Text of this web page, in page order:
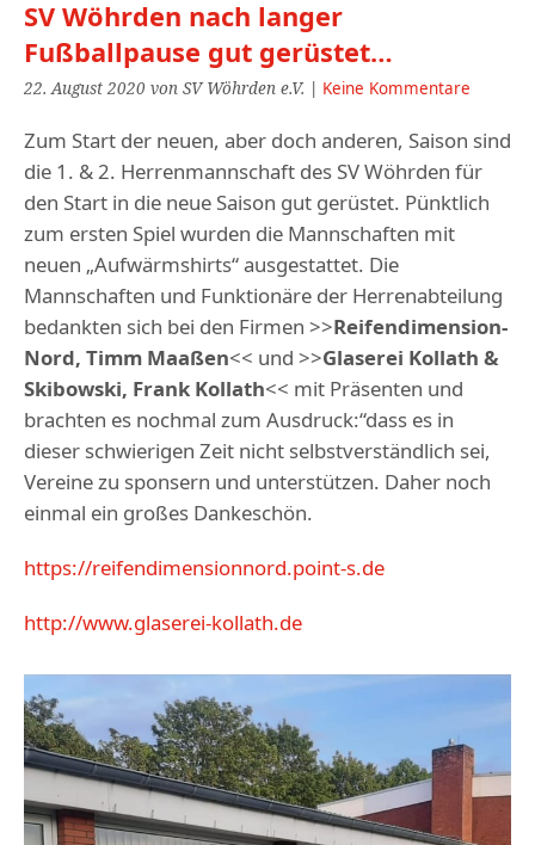
SV Wöhrden nach langer
Fußballpause gut gerüstet…
22. August 2020 von SV Wöhrden e.V. | Keine Kommentare
Zum Start der neuen, aber doch anderen, Saison sind
die 1. & 2. Herrenmannschaft des SV Wöhrden für
den Start in die neue Saison gut gerüstet. Pünktlich
zum ersten Spiel wurden die Mannschaften mit
neuen „Aufwärmshirts“ ausgestattet. Die
Mannschaften und Funktionäre der Herrenabteilung
bedankten sich bei den Firmen >>Reifendimension-
Nord, Timm Maaßen<< und >>Glaserei Kollath &
Skibowski, Frank Kollath<< mit Präsenten und
brachten es nochmal zum Ausdruck:“dass es in
dieser schwierigen Zeit nicht selbstverständlich sei,
Vereine zu sponsern und unterstützen. Daher noch
einmal ein großes Dankeschön.
https://reifendimensionnord.point-s.de
http://www.glaserei-kollath.de